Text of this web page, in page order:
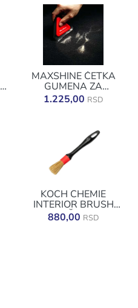
MAXSHINE ČETKA
GUMENA ZA
SKUPLJANJE DLAKA
7011028
1.225,00 RSD
KOCH CHEMIE
INTERIOR BRUSH
RED - ČETKICA
880,00 RSD